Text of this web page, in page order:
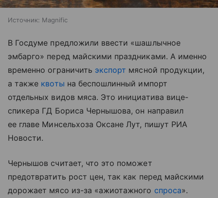
Источник: Magnific
В Госдуме предложили ввести «шашлычное
эмбарго» перед майскими праздниками. А именно
временно ограничить экспорт мясной продукции,
а также квоты на беспошлинный импорт
отдельных видов мяса. Это инициатива вице-
спикера ГД Бориса Чернышова, он направил
ее главе Минсельхоза Оксане Лут, пишут РИА
Новости.
Чернышов считает, что это поможет
предотвратить рост цен, так как перед майскими
дорожает мясо из-за «ажиотажного спроса».